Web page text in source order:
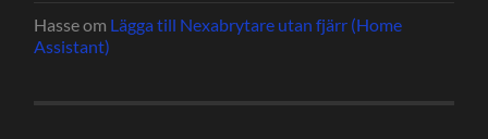
Hasseom Lägga till Nexabrytare utan fjärr (Home
Assistant)